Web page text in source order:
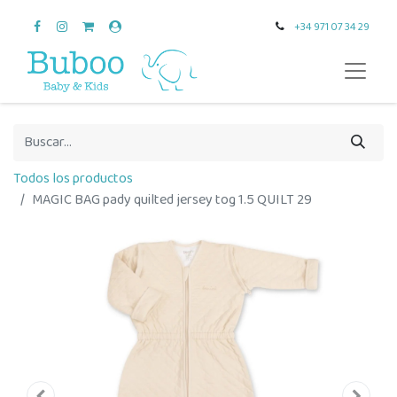
+34 971 07 34 29
Todos los productos
MAGIC BAG pady quilted jersey tog 1.5 QUILT 29